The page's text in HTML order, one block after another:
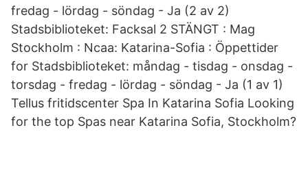
fredag - lördag - söndag - Ja (2 av 2)
Stadsbiblioteket: Facksal 2 STÄNGT : Mag
Stockholm : Ncaa: Katarina-Sofia : Öppettider
for Stadsbiblioteket: måndag - tisdag - onsdag -
torsdag - fredag - lördag - söndag - Ja (1 av 1)
Tellus fritidscenter Spa In Katarina Sofia Looking
for the top Spas near Katarina Sofia, Stockholm?